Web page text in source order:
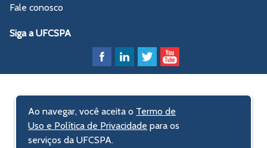
Fale conosco
Siga a UFCSPA
Ao navegar, você aceita o Termo de
Uso e Política de Privacidade para os
serviços da UFCSPA.